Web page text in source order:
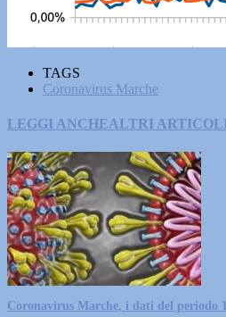
TAGS
Coronavirus Marche
LEGGI ANCHEALTRI
Coronavirus Marche, i dati del periodo